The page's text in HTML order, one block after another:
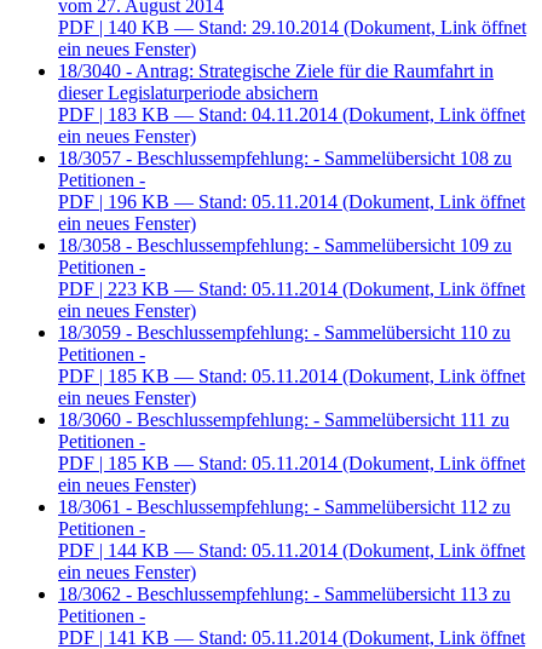
vom 27. August 2014
PDF | 140 KB — Stand: 29.10.2014 (Dokument, Link öffnet
ein neues Fenster)
18/3040 - Antrag: Strategische Ziele für die Raumfahrt in
dieser Legislaturperiode absichern
PDF | 183 KB — Stand: 04.11.2014 (Dokument, Link öffnet
ein neues Fenster)
18/3057 - Beschlussempfehlung: - Sammelübersicht 108 zu
Petitionen -
PDF | 196 KB — Stand: 05.11.2014 (Dokument, Link öffnet
ein neues Fenster)
18/3058 - Beschlussempfehlung: - Sammelübersicht 109 zu
Petitionen -
PDF | 223 KB — Stand: 05.11.2014 (Dokument, Link öffnet
ein neues Fenster)
18/3059 - Beschlussempfehlung: - Sammelübersicht 110 zu
Petitionen -
PDF | 185 KB — Stand: 05.11.2014 (Dokument, Link öffnet
ein neues Fenster)
18/3060 - Beschlussempfehlung: - Sammelübersicht 111 zu
Petitionen -
PDF | 185 KB — Stand: 05.11.2014 (Dokument, Link öffnet
ein neues Fenster)
18/3061 - Beschlussempfehlung: - Sammelübersicht 112 zu
Petitionen -
PDF | 144 KB — Stand: 05.11.2014 (Dokument, Link öffnet
ein neues Fenster)
18/3062 - Beschlussempfehlung: - Sammelübersicht 113 zu
Petitionen -
PDF | 141 KB — Stand: 05.11.2014 (Dokument, Link öffnet